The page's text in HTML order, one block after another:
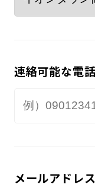
連絡可能な電
メールアドレス